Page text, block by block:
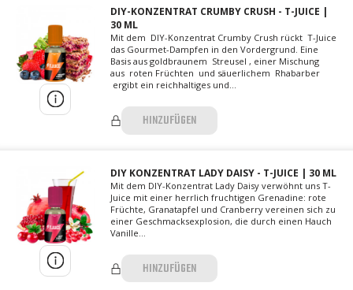
DIY-KONZENTRAT CRUMBY CRUSH - T-JUICE |
30 ML
Mit dem DIY-Konzentrat Crumby Crush rückt T-Juice
das Gourmet-Dampfen in den Vordergrund. Eine
Basis aus goldbraunem Streusel , einer Mischung
aus roten Früchten und säuerlichem Rhabarber
ergibt ein reichhaltiges und...
HINZUFÜGEN
DIY KONZENTRAT LADY DAISY - T-JUICE | 30 ML
Mit dem DIY-Konzentrat Lady Daisy verwöhnt uns T-
Juice mit einer herrlich fruchtigen Grenadine: rote
Früchte, Granatapfel und Cranberry vereinen sich zu
einer Geschmacksexplosion, die durch einen Hauch
Vanille...
HINZUFÜGEN